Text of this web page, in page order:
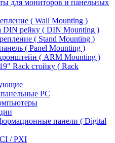
для мониторов и панельных
( Wall Mounting )
DIN рейку ( DIN Mounting )
( Stand Mounting )
( Panel Mounting )
( ARM Mounting )
Rack стойку ( Rack
РС
панели ( Digital
/ PXI